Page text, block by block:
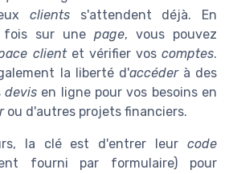
clients s'attendent déjà. En
fois sur une page, vous pouvez
clientet vérifier vos comptes.
la liberté d'accéderà des
devis en ligne pour vos besoins en
ou d'autres projets financiers.
la clé est d'entrer leur code
fourni par formulaire) pour